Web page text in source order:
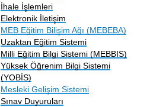
İhale İşlemleri
Elektronik İletişim
MEB Eğitim Bilişim Ağı (MEBEBA)
Uzaktan Eğitim Sistemi
Milli Eğitim Bilgi Sistemi (MEBBIS)
Yüksek Öğrenim Bilgi Sistemi
(YOBİS)
Mesleki Gelişim Sistemi
Sınav Duyuruları